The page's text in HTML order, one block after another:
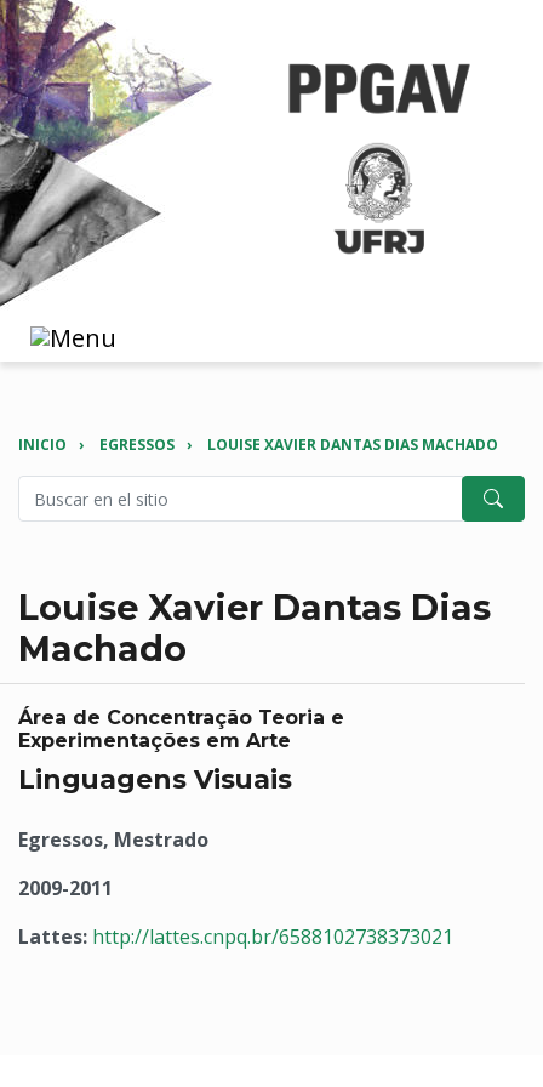
INICIO EGRESSOS LOUISE XAVIER DANTAS DIAS MACHADO
Louise Xavier Dantas Dias
Machado
Área de Concentração Teoria e
Experimentações em Arte
Linguagens Visuais
Egressos, Mestrado
2009-2011
Lattes: http://lattes.cnpq.br/6588102738373021